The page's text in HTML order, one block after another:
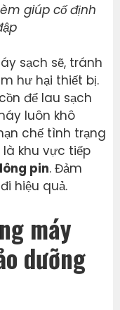
giúp cố định
sạch sẽ, tránh
hư hại thiết bị.
để lau sạch
luôn khô
chế tình trạng
khu vực tiếp
pin. Đảm
hiệu quả.
máy
dưỡng